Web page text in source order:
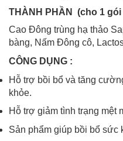
THÀNH PHẦN (cho 1 gói
Cao Đông trùng hạ thảo
bàng, Nấm Đông cô,
CÔNG DỤNG :
Hỗ trợ bồi bổ và tăng
khỏe.
Hỗ trợ giảm tình trạng mệt
Sản phẩm giúp bồi bổ sức